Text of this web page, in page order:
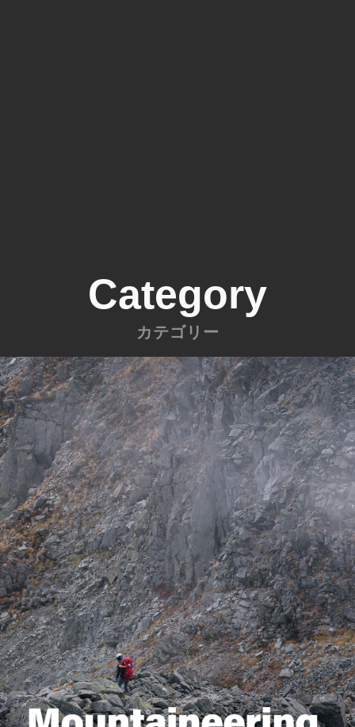
Category
カテゴリー